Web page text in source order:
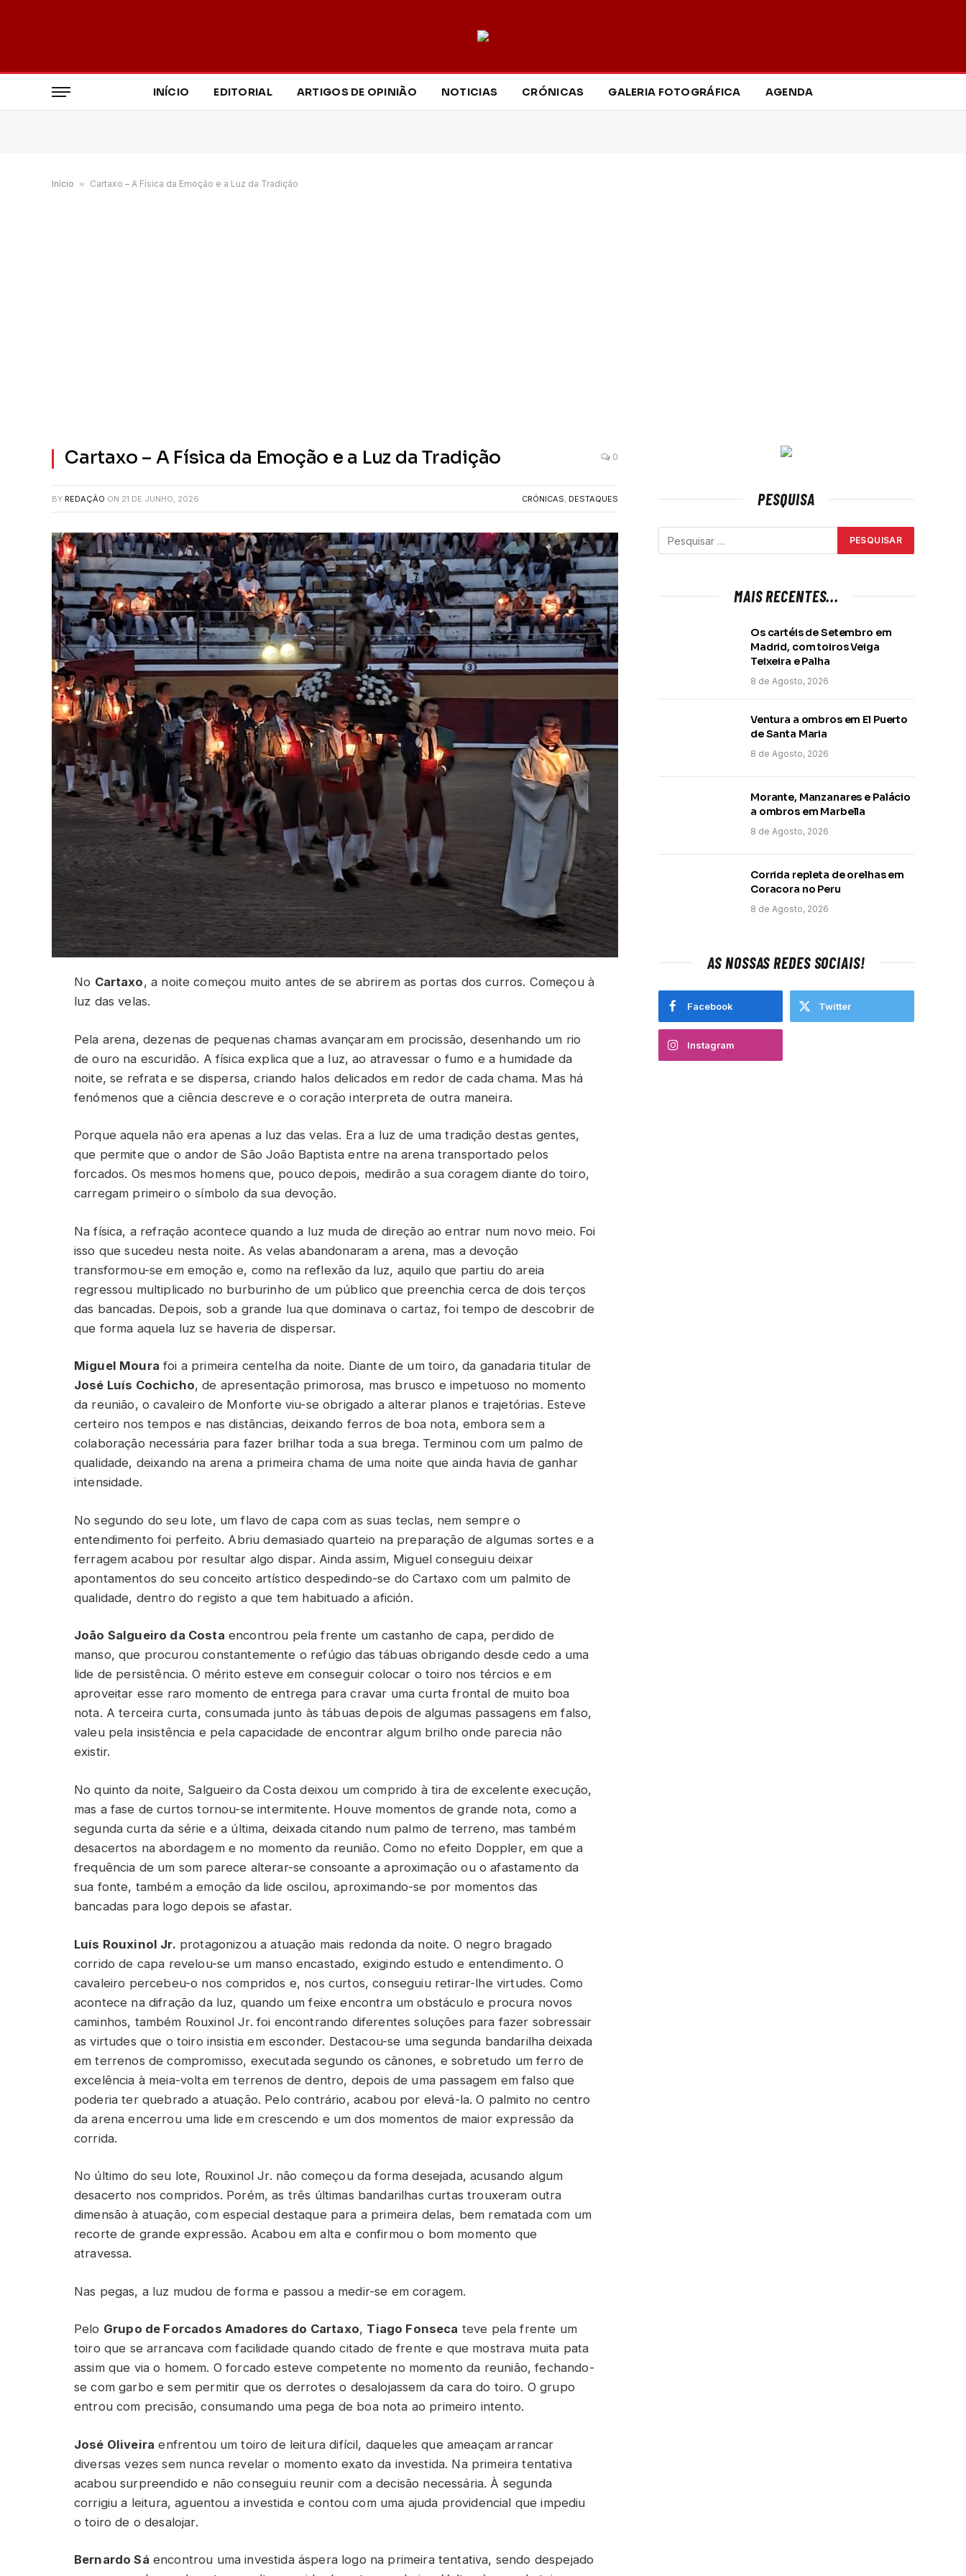
INÍCIO EDITORIAL ARTIGOS DE OPINIÃO NOTICIAS CRÓNICAS GALERIA FOTOGRÁFICA AGENDA
Início » Cartaxo – A Física da Emoção e a Luz da Tradição
Cartaxo – A Física da Emoção e a Luz da Tradição 0
BY REDAÇÃO ON 21 DE JUNHO, 2026 CRÓNICAS, DESTAQUES
No Cartaxo, a noite começou muito antes de se abrirem as portas dos curros. Começou à
luz das velas.
Pela arena, dezenas de pequenas chamas avançaram em procissão, desenhando um rio
de ouro na escuridão. A física explica que a luz, ao atravessar o fumo e a humidade da
noite, se refrata e se dispersa, criando halos delicados em redor de cada chama. Mas há
fenómenos que a ciência descreve e o coração interpreta de outra maneira.
Porque aquela não era apenas a luz das velas. Era a luz de uma tradição destas gentes,
que permite que o andor de São João Baptista entre na arena transportado pelos
forcados. Os mesmos homens que, pouco depois, medirão a sua coragem diante do toiro,
carregam primeiro o símbolo da sua devoção.
Na física, a refração acontece quando a luz muda de direção ao entrar num novo meio. Foi
isso que sucedeu nesta noite. As velas abandonaram a arena, mas a devoção
transformou-se em emoção e, como na reflexão da luz, aquilo que partiu do areia
regressou multiplicado no burburinho de um público que preenchia cerca de dois terços
das bancadas. Depois, sob a grande lua que dominava o cartaz, foi tempo de descobrir de
que forma aquela luz se haveria de dispersar.
Miguel Moura foi a primeira centelha da noite. Diante de um toiro, da ganadaria titular de
José Luís Cochicho, de apresentação primorosa, mas brusco e impetuoso no momento
da reunião, o cavaleiro de Monforte viu-se obrigado a alterar planos e trajetórias. Esteve
certeiro nos tempos e nas distâncias, deixando ferros de boa nota, embora sem a
colaboração necessária para fazer brilhar toda a sua brega. Terminou com um palmo de
qualidade, deixando na arena a primeira chama de uma noite que ainda havia de ganhar
intensidade.
No segundo do seu lote, um flavo de capa com as suas teclas, nem sempre o
entendimento foi perfeito. Abriu demasiado quarteio na preparação de algumas sortes e a
ferragem acabou por resultar algo dispar. Ainda assim, Miguel conseguiu deixar
apontamentos do seu conceito artístico despedindo-se do Cartaxo com um palmito de
qualidade, dentro do registo a que tem habituado a afición.
João Salgueiro da Costa encontrou pela frente um castanho de capa, perdido de
manso, que procurou constantemente o refúgio das tábuas obrigando desde cedo a uma
lide de persistência. O mérito esteve em conseguir colocar o toiro nos tércios e em
aproveitar esse raro momento de entrega para cravar uma curta frontal de muito boa
nota. A terceira curta, consumada junto às tábuas depois de algumas passagens em falso,
valeu pela insistência e pela capacidade de encontrar algum brilho onde parecia não
existir.
No quinto da noite, Salgueiro da Costa deixou um comprido à tira de excelente execução,
mas a fase de curtos tornou-se intermitente. Houve momentos de grande nota, como a
segunda curta da série e a última, deixada citando num palmo de terreno, mas também
desacertos na abordagem e no momento da reunião. Como no efeito Doppler, em que a
frequência de um som parece alterar-se consoante a aproximação ou o afastamento da
sua fonte, também a emoção da lide oscilou, aproximando-se por momentos das
bancadas para logo depois se afastar.
Luís Rouxinol Jr. protagonizou a atuação mais redonda da noite. O negro bragado
corrido de capa revelou-se um manso encastado, exigindo estudo e entendimento. O
cavaleiro percebeu-o nos compridos e, nos curtos, conseguiu retirar-lhe virtudes. Como
acontece na difração da luz, quando um feixe encontra um obstáculo e procura novos
caminhos, também Rouxinol Jr. foi encontrando diferentes soluções para fazer sobressair
as virtudes que o toiro insistia em esconder. Destacou-se uma segunda bandarilha deixada
em terrenos de compromisso, executada segundo os cânones, e sobretudo um ferro de
excelência à meia-volta em terrenos de dentro, depois de uma passagem em falso que
poderia ter quebrado a atuação. Pelo contrário, acabou por elevá-la. O palmito no centro
da arena encerrou uma lide em crescendo e um dos momentos de maior expressão da
corrida.
No último do seu lote, Rouxinol Jr. não começou da forma desejada, acusando algum
desacerto nos compridos. Porém, as três últimas bandarilhas curtas trouxeram outra
dimensão à atuação, com especial destaque para a primeira delas, bem rematada com um
recorte de grande expressão. Acabou em alta e confirmou o bom momento que
atravessa.
Nas pegas, a luz mudou de forma e passou a medir-se em coragem.
Pelo Grupo de Forcados Amadores do Cartaxo, Tiago Fonseca teve pela frente um
toiro que se arrancava com facilidade quando citado de frente e que mostrava muita pata
assim que via o homem. O forcado esteve competente no momento da reunião, fechando-
se com garbo e sem permitir que os derrotes o desalojassem da cara do toiro. O grupo
entrou com precisão, consumando uma pega de boa nota ao primeiro intento.
José Oliveira enfrentou um toiro de leitura difícil, daqueles que ameaçam arrancar
diversas vezes sem nunca revelar o momento exato da investida. Na primeira tentativa
acabou surpreendido e não conseguiu reunir com a decisão necessária. À segunda
corrigiu a leitura, aguentou a investida e contou com uma ajuda providencial que impediu
o toiro de o desalojar.
Bernardo Sá encontrou uma investida áspera logo na primeira tentativa, sendo despejado
PESQUISA
MAIS RECENTES...
Os cartéis de Setembro em
Madrid, com toiros Veiga
Teixeira e Palha
8 de Agosto, 2026
Ventura a ombros em El Puerto
de Santa Maria
8 de Agosto, 2026
Morante, Manzanares e Palácio
a ombros em Marbella
8 de Agosto, 2026
Corrida repleta de orelhas em
Coracora no Peru
8 de Agosto, 2026
AS NOSSAS REDES SOCIAIS!
Facebook Twitter
Instagram